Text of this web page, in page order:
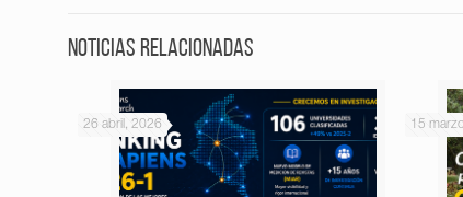
Noticias relacionadas
26 abril, 2026 15